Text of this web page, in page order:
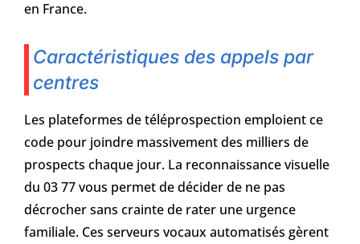
en France.
Caractéristiques des appels par
centres
Les plateformes de téléprospection emploient ce
code pour joindre massivement des milliers de
prospects chaque jour. La reconnaissance visuelle
du 03 77 vous permet de décider de ne pas
décrocher sans crainte de rater une urgence
familiale. Ces serveurs vocaux automatisés gèrent